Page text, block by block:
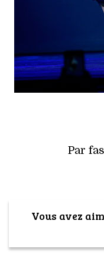
Par
Vous avez